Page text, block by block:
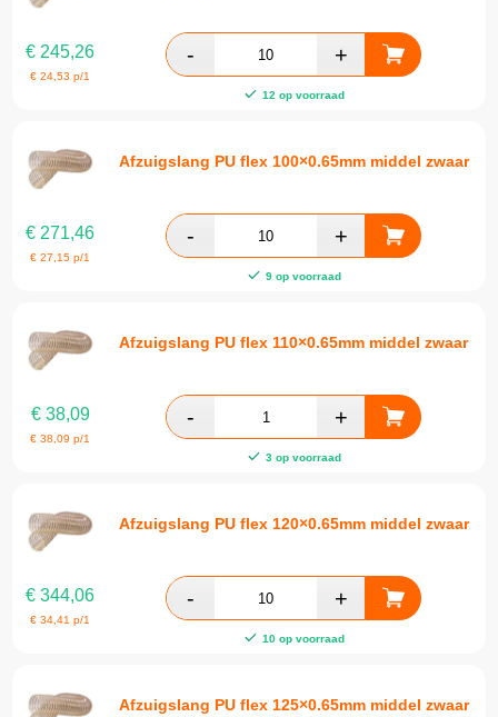
€ 245,26
€24,53 p/1
12 op voorraad
Afzuigslang PU flex 100×0.65mm middel zwaar
€ 271,46
€27,15 p/1
9 op voorraad
Afzuigslang PU flex 110×0.65mm middel zwaar
€38,09
€38,09 p/1
3 op voorraad
Afzuigslang PU flex 120×0.65mm middel zwaar
€ 344,06
€34,41 p/1
10 op voorraad
Afzuigslang PU flex 125×0.65mm middel zwaar